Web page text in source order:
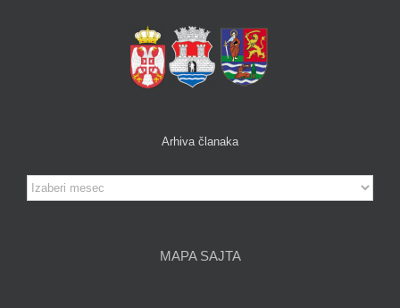
Arhiva članaka
Arhiva
članaka
MAPA SAJTA